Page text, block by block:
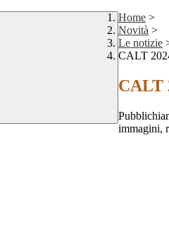
Home >
Novità >
Le notizie
CALT
CALT
immagini,